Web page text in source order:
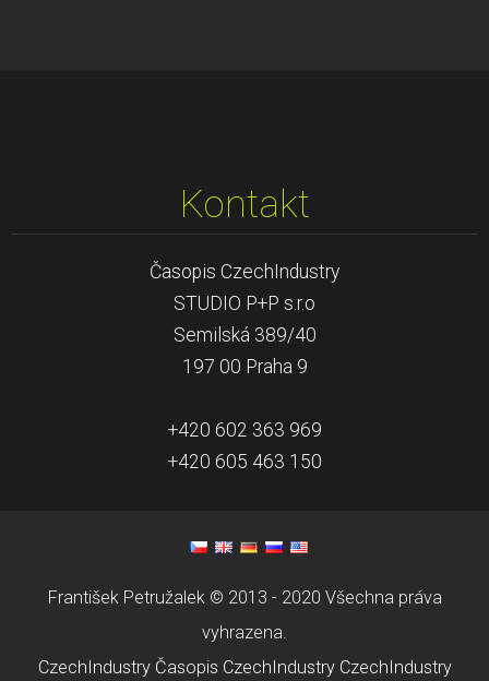
Kontakt
Časopis CzechIndustry
STUDIO P+P s.r.o
Semilská 389/40
197 00 Praha 9
+420 602 363 969
+420 605 463 150
František Petružalek © 2013 - 2020 Všechna práva
vyhrazena.
CzechIndustry Časopis CzechIndustry CzechIndustry